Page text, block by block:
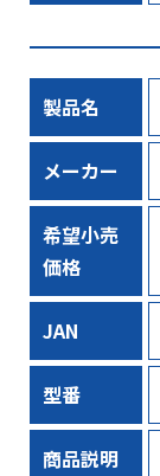
製品名
メーカー
希望小売
価格
JAN
型番
商品説明